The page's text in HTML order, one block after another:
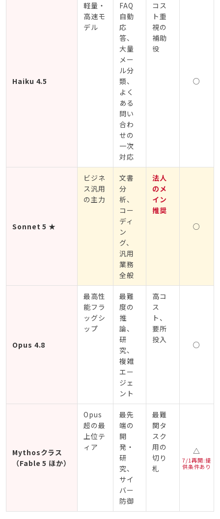
Haiku 4.5
軽量・
高速モ
デル
FAQ
自動
応
答、
大量
メー
ル分
類、
よく
ある
問い
合わ
せの
一次
対応
コス
ト重
視の
補助
役
○
Sonnet 5 ★
ビジネ
ス汎用
の主力
文書
分
析、
コー
ディ
ン
グ、
汎用
業務
全般
法人
のメ
イン
推奨
○
Opus 4.8
最高性
能フラ
ッグシ
ップ
最難
度の
推
論、
研
究、
複雑
エー
ジェ
ント
高コ
ス
ト、
要所
投入
○
Mythosクラス
（Fable 5 ほか）
Opus
超の最
上位テ
ィア
最先
端の
開
発・
研
究、
サイ
バー
防御
最難
関タ
スク
用の
切り
札
△
7/1再開:提
供条件あり